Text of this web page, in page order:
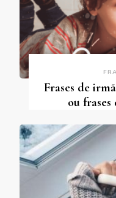
Frases de
ou